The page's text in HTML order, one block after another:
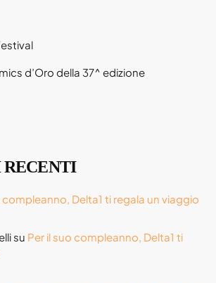
d’Oro della 37^ edizione
compleanno, Delta1 ti regala un viaggio
su Per il suo compleanno, Delta1 ti